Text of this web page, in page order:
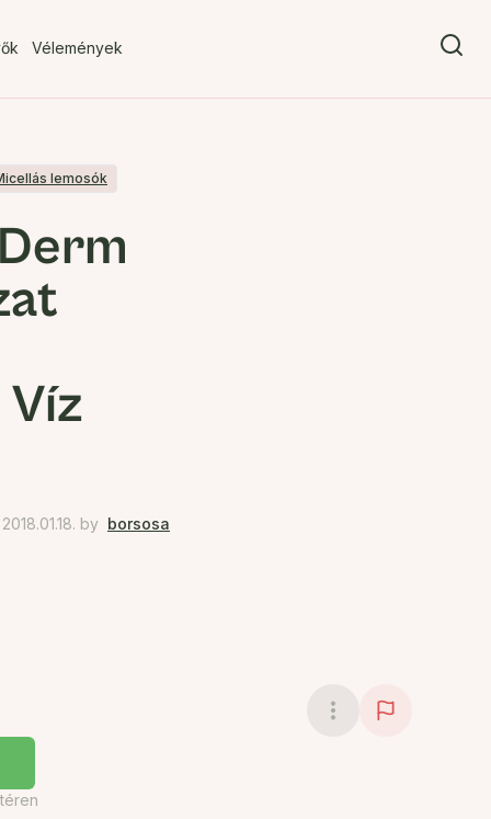
Vélemények
lemosók
by borsosa